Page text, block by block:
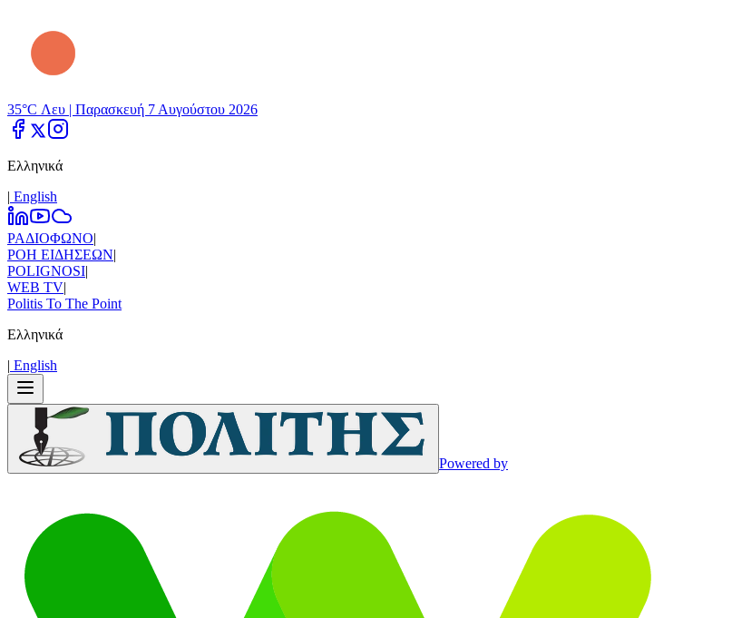
35°C Λευ | Παρασκευή 7 Αυγούστου 2026
Ελληνικά
| Εnglish
ΡΑΔΙΟΦΩΝΟ|
ΡΟΗ ΕΙΔΗΣΕΩΝ|
POLIGNOSI|
WEB TV|
Politis To The Point
Ελληνικά
| Εnglish
Powered by